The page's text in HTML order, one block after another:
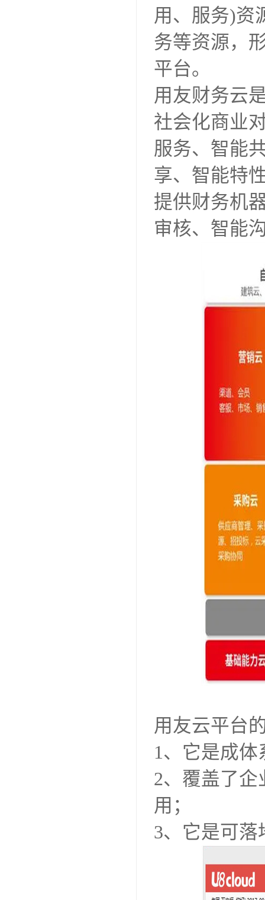
用、服务)资
务等资源，
平台。
用友财务云
社会化商业
服务、智能
享、智能特
提供财务机
审核、智能
用友云平台
1、它是成
2、覆盖了
用；
3、它是可